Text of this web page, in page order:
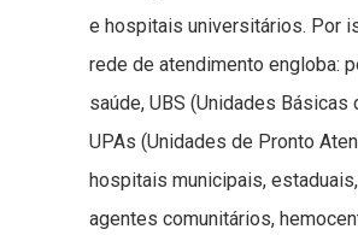
e hospitais universitários. Por
rede de atendimento engloba:
saúde, UBS (Unidades Básicas
UPAs (Unidades de Pronto
hospitais municipais,
agentes comunitários,